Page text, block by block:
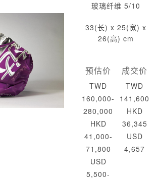
玻璃纤维 5/10
33(长) x 25(宽) x
26(高) cm
预估价
TWD
160,000-
280,000
HKD
41,000-
71,800
USD
5,500-
成交价
TWD
141,600
HKD
36,345
USD
4,657